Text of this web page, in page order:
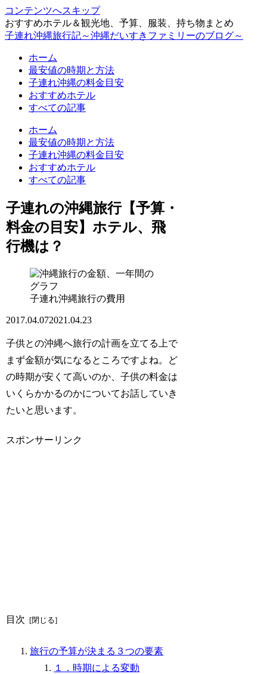
コンテンツへスキップ
おすすめホテル＆観光地、予算、服装、持ち物まとめ
子連れ沖縄旅行記～沖縄だいすきファミリーのブログ～
ホーム
最安値の時期と方法
子連れ沖縄の料金目安
おすすめホテル
すべての記事
ホーム
最安値の時期と方法
子連れ沖縄の料金目安
おすすめホテル
すべての記事
子連れの沖縄旅行【予算・
料金の目安】ホテル、飛
行機は？
子連れ沖縄旅行の費用
2017.04.072021.04.23
子供との沖縄へ旅行の計画を立てる上で
まず金額が気になるところですよね。ど
の時期が安くて高いのか、子供の料金は
いくらかかるのかについてお話していき
たいと思います。
スポンサーリンク
目次
旅行の予算が決まる３つの要素
１．時期による変動